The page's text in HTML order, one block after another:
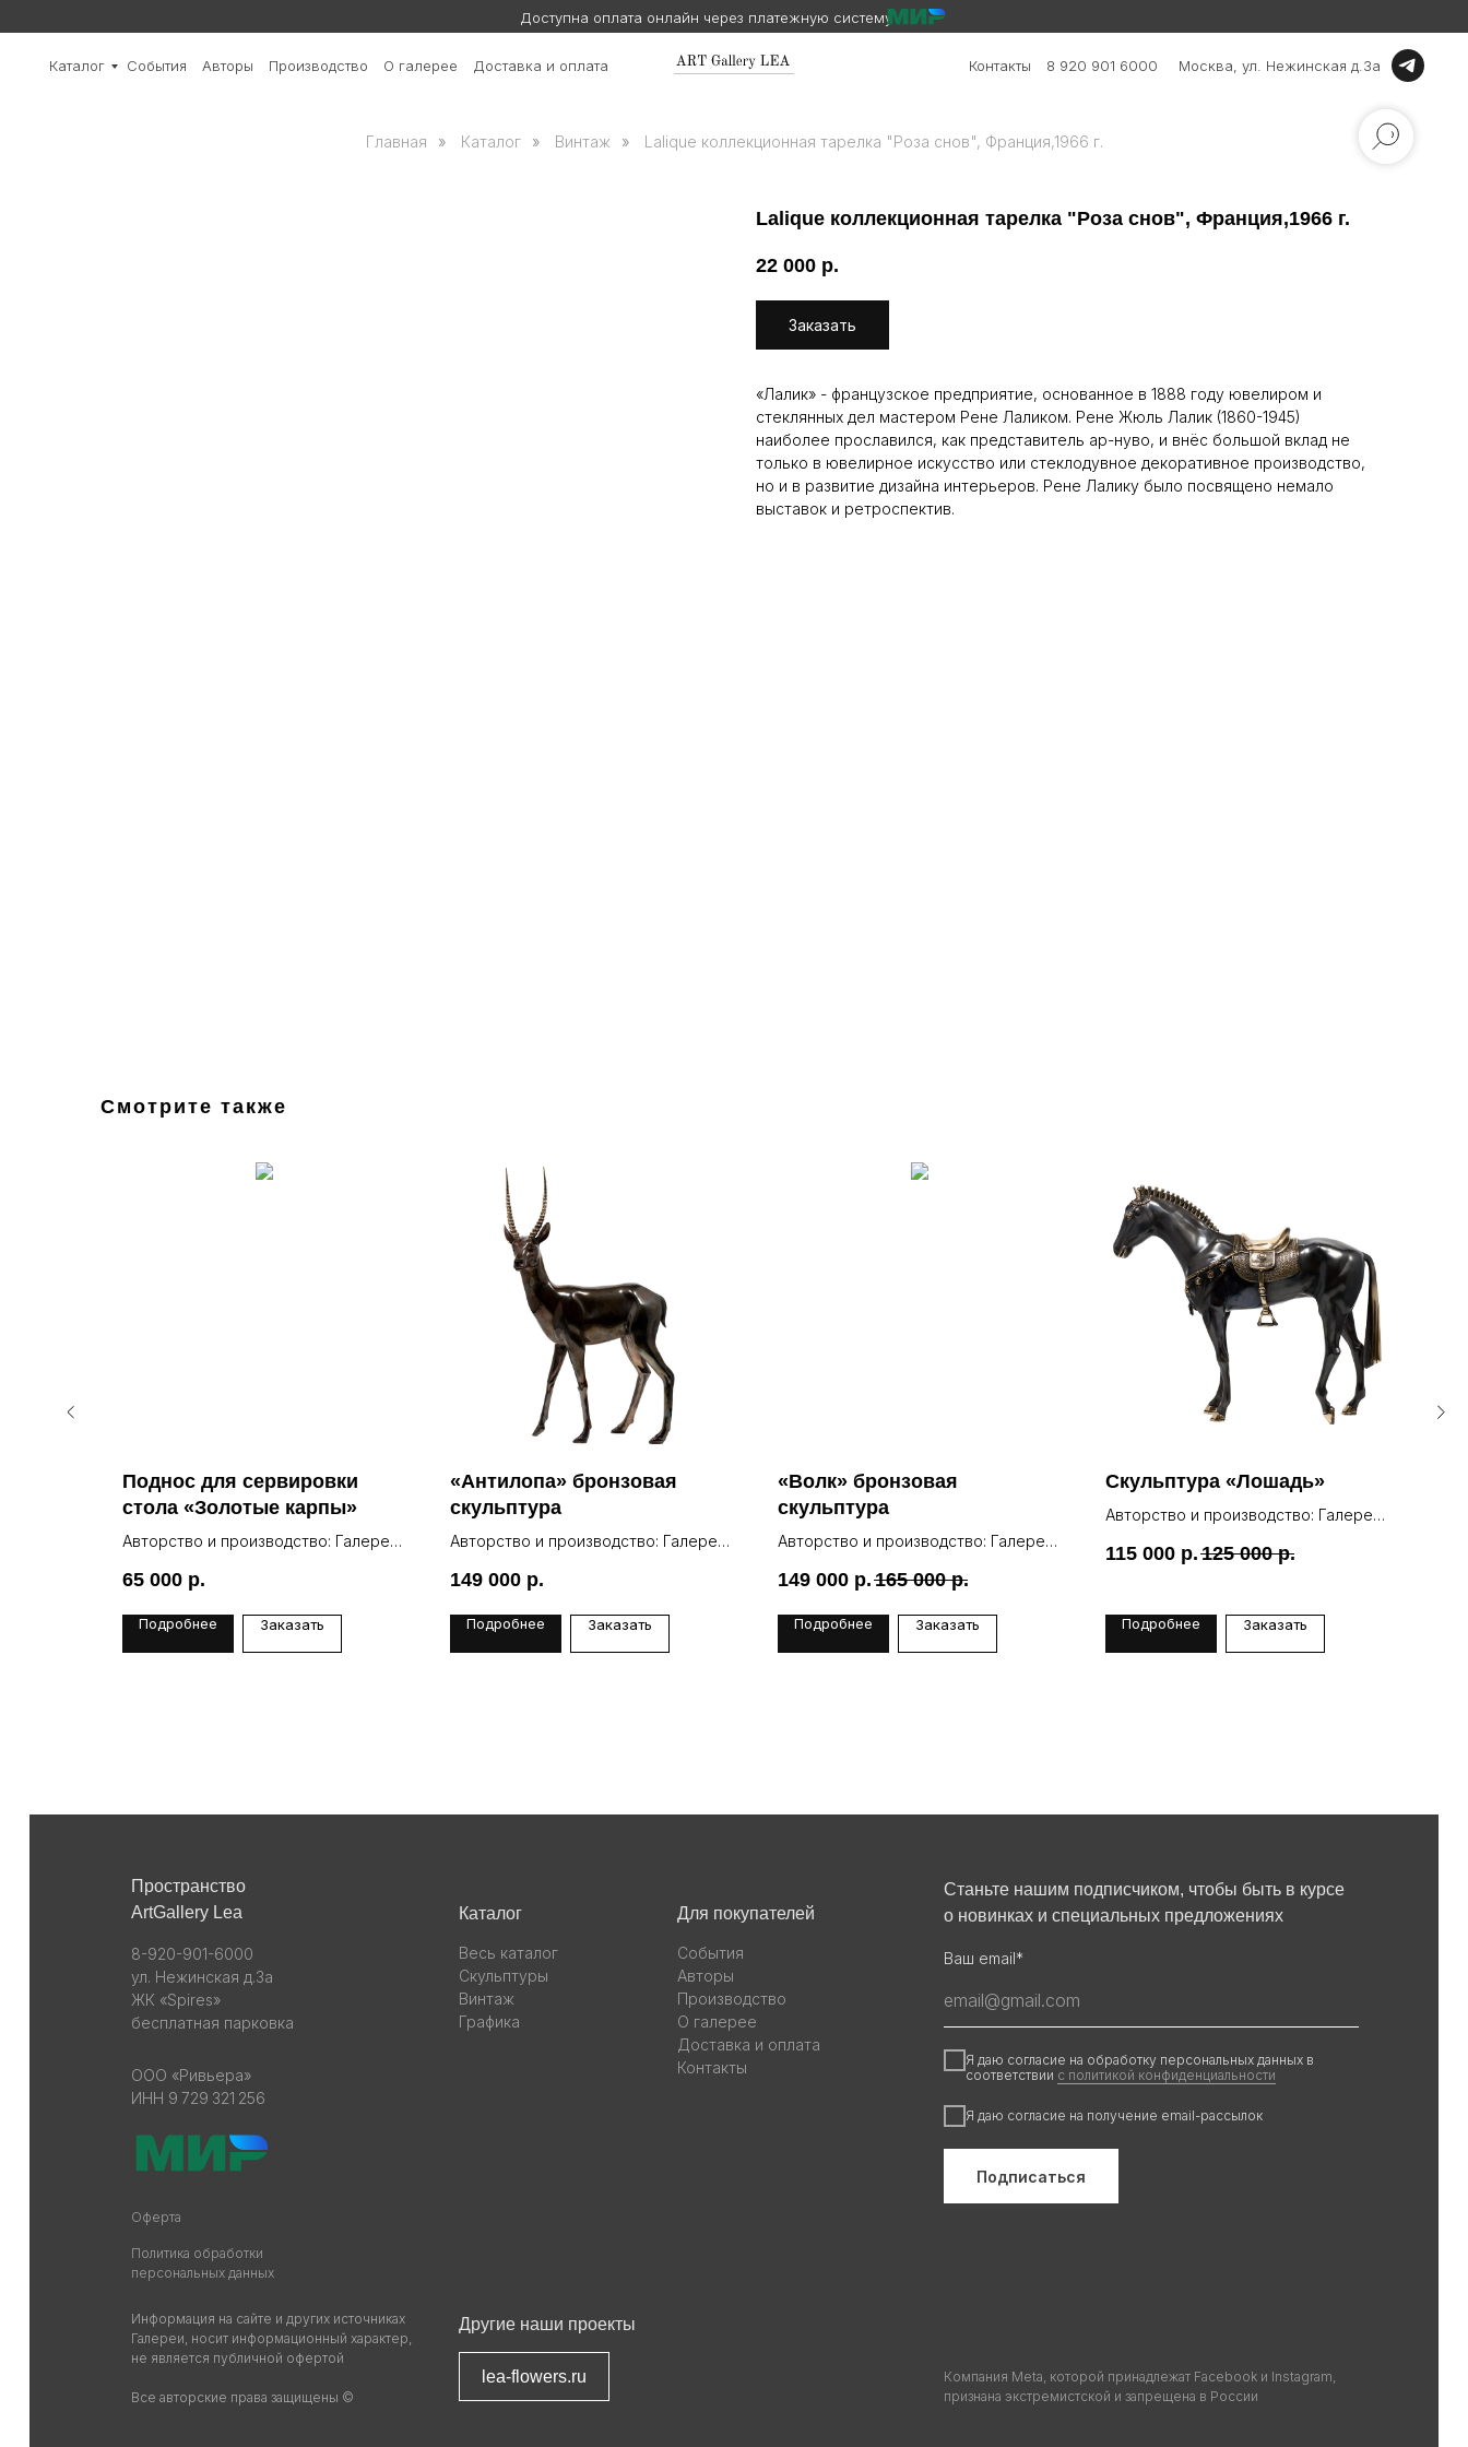
Доступна оплата онлайн через платежную систему
Каталог События Авторы Производство О галерее Доставка и оплата Контакты 8 920 901 6000 Москва, ул. Нежинская д.3а
Главная » Каталог » Винтаж » Lalique коллекционная тарелка "Роза снов", Франция,1966 г.
Lalique коллекционная тарелка "Роза снов", Франция,1966 г.
22 000 р.
Заказать
«Лалик» - французское предприятие, основанное в 1888 году ювелиром и
стеклянных дел мастером Рене Лаликом. Рене Жюль Лалик (1860-1945)
наиболее прославился, как представитель ар-нуво, и внёс большой вклад не
только в ювелирное искусство или стеклодувное декоративное производство,
но и в развитие дизайна интерьеров. Рене Лалику было посвящено немало
выставок и ретроспектив.
Смотрите также
Поднос для сервировки
стола «Золотые карпы»
Авторство и производство: Галерея
65 000 р.
Подробнее Заказать
«Антилопа» бронзовая
скульптура
Авторство и производство: Галерея
149 000 р.
Подробнее Заказать
«Волк» бронзовая
скульптура
Авторство и производство: Галерея
149 000 р. 165 000 р.
Подробнее Заказать
Скульптура «Лошадь»
Авторство и производство: Галерея
115 000 р. 125 000 р.
Подробнее Заказать
Пространство
ArtGallery Lea
Каталог
8-920-901-6000
ул. Нежинская д.3а
ЖК «Spires»
бесплатная парковка
Для покупателей
Станьте нашим подписчиком, чтобы быть в курсе
о новинках и специальных предложениях
Весь каталог
Скульптуры
Винтаж
Графика
Политика обработки
персональных данных
Все авторские права защищены ©
Информация на сайте и других источниках
Галереи, носит информационный характер,
не является публичной офертой
Оферта
Компания Meta, которой принадлежат Facebook и Instagram,
признана экстремистской и запрещена в России
ООО «Ривьера»
ИНН 9 729 321 256
События
Авторы
Производство
О галерее
Доставка и оплата
Контакты
lea-flowers.ru
Другие наши проекты
Ваш email*
Я даю согласие на обработку персональных данных в
соответствии с политикой конфиденциальности
Я даю согласие на получение email-рассылок
Подписаться